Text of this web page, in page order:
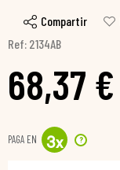
Compartir
Ref: 2134AB
68,37 €
PAGA EN 3x ?